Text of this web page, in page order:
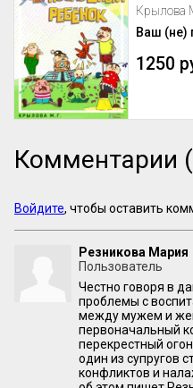
Крылова
Ваш (не)
1250
Комментарии
Войдите, чтобы оставить
Резникова Мария
Пользователь
Честно говоря в
проблемы с
между мужем и
первоначальный
перекрестный
один из супругов
конфликтов и